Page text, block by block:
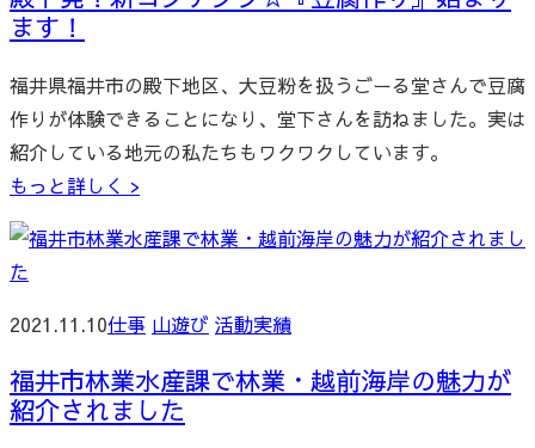
ます！
福井県福井市の殿下地区、大豆粉を扱うごーる堂さんで豆腐
作りが体験できることになり、堂下さんを訪ねました。実は
紹介している地元の私たちもワクワクしています。
もっと詳しく >
2021.11.10仕事 山遊び 活動実績
福井市林業水産課で林業・越前海岸の魅力が
紹介されました